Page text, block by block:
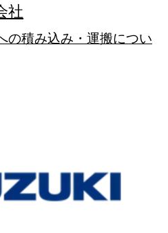
社
の積み込み・運搬につい